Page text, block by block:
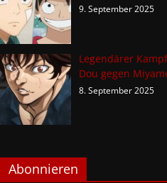
9. September 2025
Legendärer
Dou gegen
8. September 2025
Abonnieren